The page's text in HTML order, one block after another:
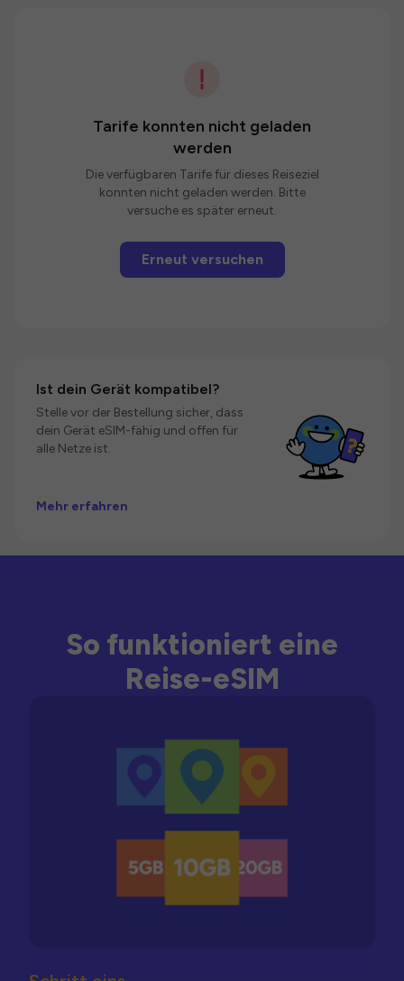
Tarife konnten nicht geladen
werden
Die verfügbaren Tarife für dieses Reiseziel
konnten nicht geladen werden. Bitte
versuche es später erneut.
Erneut versuchen
Ist dein Gerät kompatibel?
Stelle vor der Bestellung sicher, dass
dein Gerät eSIM-fähig und offen für
alle Netze ist.
Mehr erfahren
So funktioniert eine
Reise-eSIM